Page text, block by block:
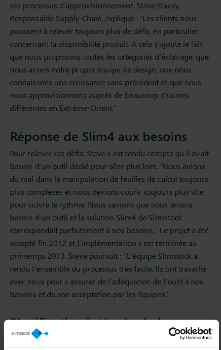
ses processus d’approvisionnement. Steve Stacey,
Responsable Supply Chain, explique : “Les clients nous
poussent à relever toujours plus de défis, en particulier
concernant la disponibilité produit. A cela s’ajoute le fait
que nous proposons toutes les catégories d’éclairage, que
nous avons notre propre équipe de design, que nous
connaissons une croissance sans précédent et que nous
nous approvisionnons auprès de beaucoup d’usines
différentes en Extrême-Orient.”
Réponse de Slim4 aux besoins
Pour relever ces défis, Steve s’est rendu compte qu’il avait
besoin d’un outil dédié pour aller plus loin. “Nous avions
du mal dans la manipulation de feuilles de calcul toujours
plus complexes et nous devions courir toujours plus vite
pour suivre le rythme. Nous savions que nous avions
besoin d’un outil et la solution Slim4 de Slimstock
correspondait parfaitement à nos besoins.” Le projet a été
accepté fin 2012 et l’implémentation s’est terminée au
printemps 2013. Steve poursuit : “L’équipe Slimstock a
rendu l’ensemble du processus très facile. Ils ont travaillé
avec nous pour s’assurer de l’adéquation de l’outil à nos
besoins et de son acceptation par les équipes.”
Planification intégrée de la
Supply Chain